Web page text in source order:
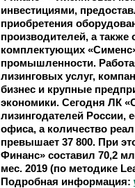
инвестициями,
приобретения
производителей, а
комплектующих
промышленности.
лизинговых услуг,
бизнес и крупные
экономики. Сегодня ЛК
лизингодателей России,
офиса, а количество
превышает 37 800. При
Финанс» составил 70,2
мес. 2019 (по методике
Подробная информация: